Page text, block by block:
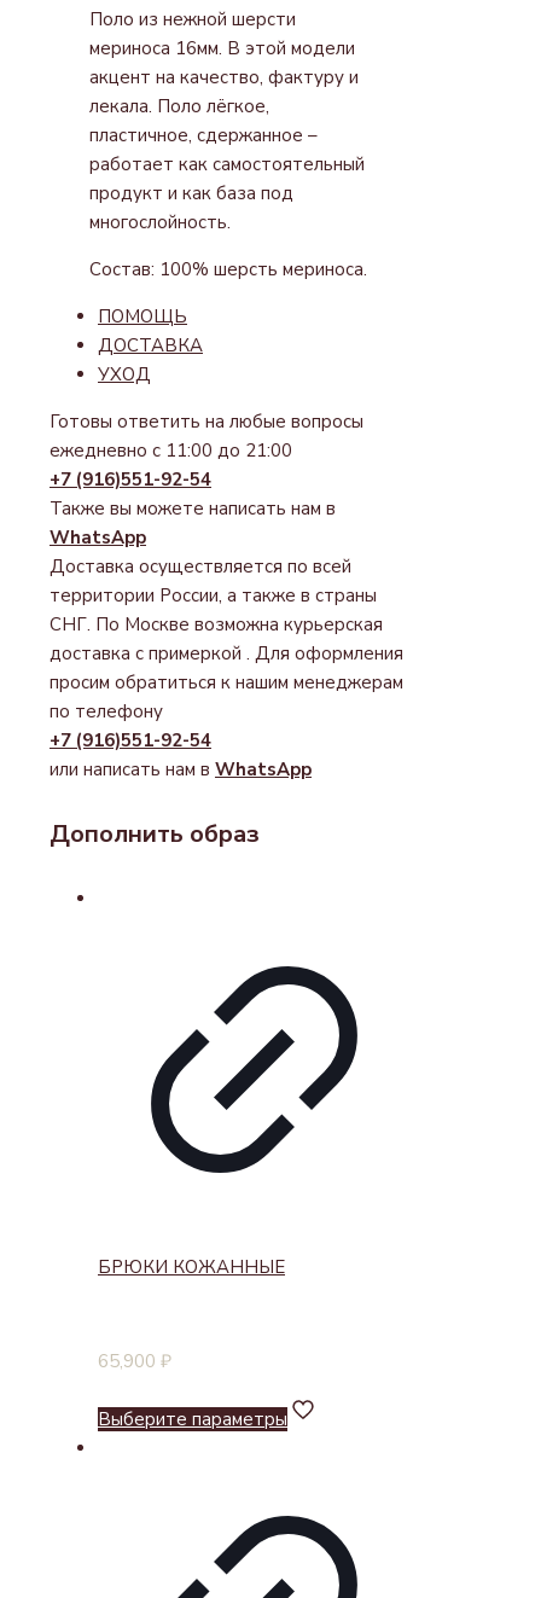
КАПУЧИНО
Поло из нежной шерсти
мериноса 16мм. В этой модели
акцент на качество, фактуру и
лекала. Поло лёгкое,
пластичное, сдержанное –
работает как самостоятельный
продукт и как база под
многослойность.
Состав: 100% шерсть мериноса.
ПОМОЩЬ
ДОСТАВКА
УХОД
Готовы ответить на любые вопросы
ежедневно с 11:00 до 21:00
+7 (916)551-92-54
Также вы можете написать нам в
WhatsApp
Доставка осуществляется по всей
территории России, а также в страны
СНГ. По Москве возможна курьерская
доставка с примеркой . Для оформления
просим обратиться к нашим менеджерам
по телефону
+7 (916)551-92-54
или написать нам в WhatsApp
Дополнить образ
БРЮКИ КОЖАННЫЕ
65,900 ₽
Выберите параметры